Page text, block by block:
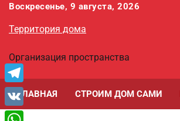
Перейти
содержимому
Воскресенье, 9 августа, 2026
Территория дома
Организация пространства
ГЛАВНАЯ СТРОИМ ДОМ САМИ
Telegram
VK